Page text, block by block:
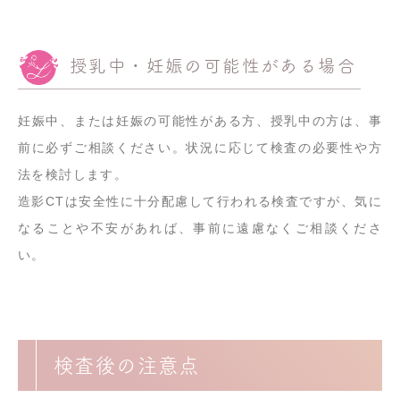
授乳中・妊娠の可能性がある場合
妊娠中、または妊娠の可能性がある方、授乳中の方は、事
前に必ずご相談ください。状況に応じて検査の必要性や方
法を検討します。
造影CTは安全性に十分配慮して行われる検査ですが、気に
なることや不安があれば、事前に遠慮なくご相談くださ
い。
検査後の注意点